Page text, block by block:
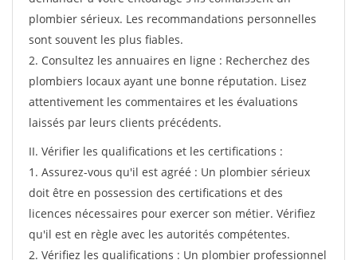
plombier sérieux. Les recommandations personnelles
sont souvent les plus fiables.
2. Consultez les annuaires en ligne : Recherchez des
plombiers locaux ayant une bonne réputation. Lisez
attentivement les commentaires et les évaluations
laissés par leurs clients précédents.
II. Vérifier les qualifications et les certifications :
1. Assurez-vous qu'il est agréé : Un plombier sérieux
doit être en possession des certifications et des
licences nécessaires pour exercer son métier. Vérifiez
qu'il est en règle avec les autorités compétentes.
2. Vérifiez les qualifications : Un plombier professionnel